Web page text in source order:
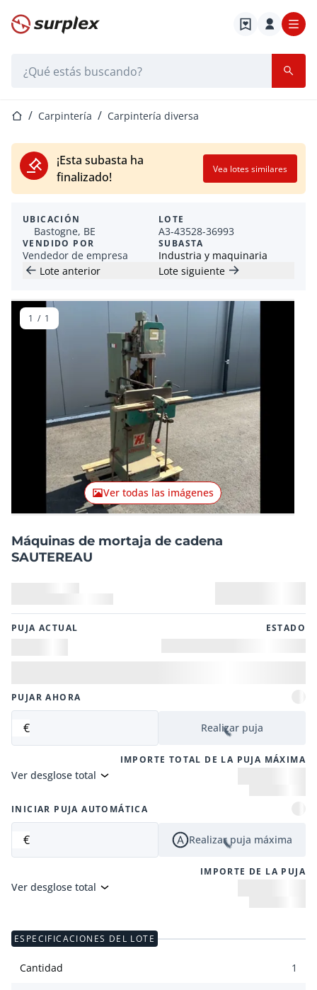
Página de inicio
Página de inicio
Carpintería Carpintería diversa
¡Esta subasta ha
finalizado!
Vea lotes similares
UBICACIÓN
Bastogne, BE
VENDIDO POR
Vendedor de empresa
LOTE
A3-43528-36993
SUBASTA
Industria y maquinaria
Lote anterior
Lote siguiente
Ver todas las imágenes
1 / 1
Máquinas de mortaja de cadena
SAUTEREAU
PUJA ACTUAL ESTADO
PUJAR AHORA
€ Realizar puja
IMPORTE TOTAL DE LA PUJA MÁXIMA
Ver desglose total
INICIAR PUJA AUTOMÁTICA
€ Realizar puja máxima
IMPORTE DE LA PUJA
Ver desglose total
ESPECIFICACIONES DEL LOTE
Cantidad 1